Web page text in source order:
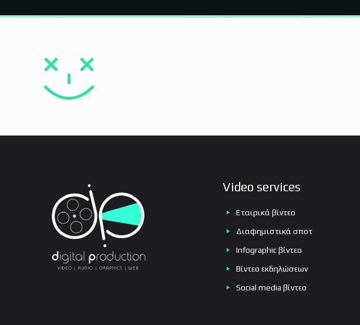
Μουσικά βίντεο κλιπ
Εκθεσιακά βίντεο
Προϊοντικά βίντεο
Testimonial βίντεο
Social media βίντεο
Crowdfunding βίντεο
Αερολήψεις – Drone
Προϊοντική
Video services
Εταιρικά βίντεο
Διαφημιστικά σποτ
Infographic βίντεο
Βίντεο εκδηλώσεων
Social media βίντεο